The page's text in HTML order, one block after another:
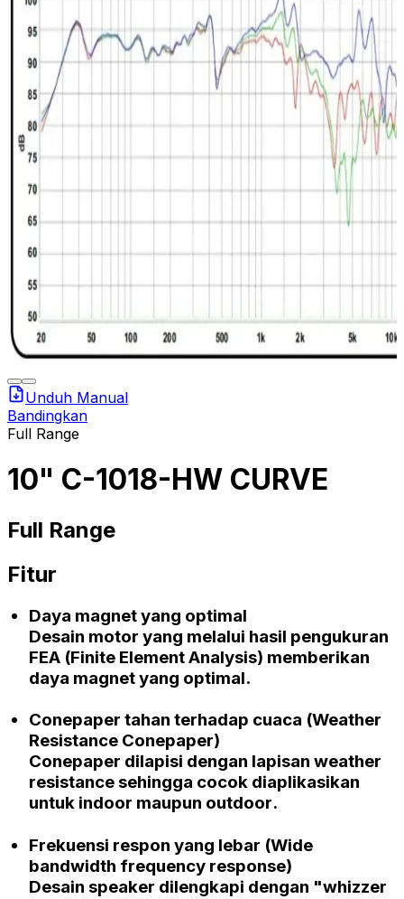
Unduh Manual
Bandingkan
Full Range
10" C-1018-HW CURVE
Full Range
Fitur
Daya magnet yang optimal
Desain motor yang melalui hasil pengukuran
FEA (Finite Element Analysis) memberikan
daya magnet yang optimal.
Conepaper tahan terhadap cuaca (Weather
Resistance Conepaper)
Conepaper dilapisi dengan lapisan weather
resistancesehingga cocok diaplikasikan
untuk indoor maupun outdoor.
Frekuensi respon yang lebar (Wide
bandwidth frequency response)
Desain speaker dilengkapi dengan "whizzer